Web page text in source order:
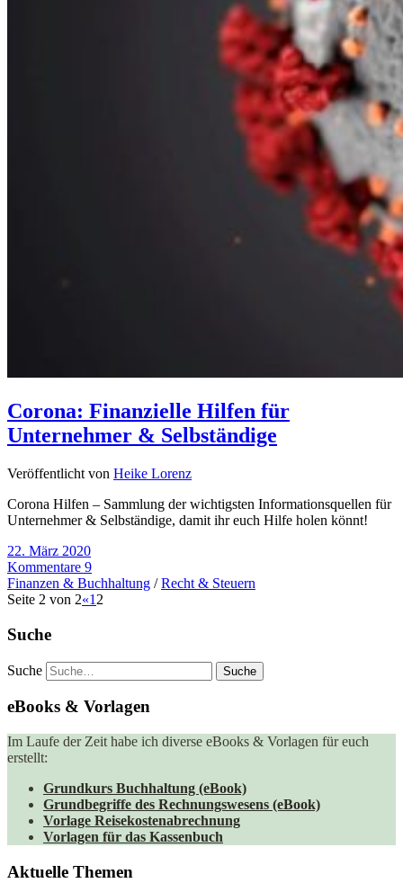
Corona: Finanzielle Hilfen für
Unternehmer & Selbständige
Veröffentlicht von Heike Lorenz
Corona Hilfen – Sammlung der wichtigsten Informationsquellen für
Unternehmer & Selbständige, damit ihr euch Hilfe holen könnt!
22. März 2020
Kommentare 9
Finanzen & Buchhaltung /Recht & Steuern
Seite 2 von 2«1 2
Suche
Suche
eBooks & Vorlagen
Im Laufe der Zeit habe ich diverse eBooks & Vorlagen für euch
erstellt:
Grundkurs Buchhaltung (eBook)
Grundbegriffe des Rechnungswesens (eBook)
Vorlage Reisekostenabrechnung
Vorlagen für das Kassenbuch
Aktuelle Themen